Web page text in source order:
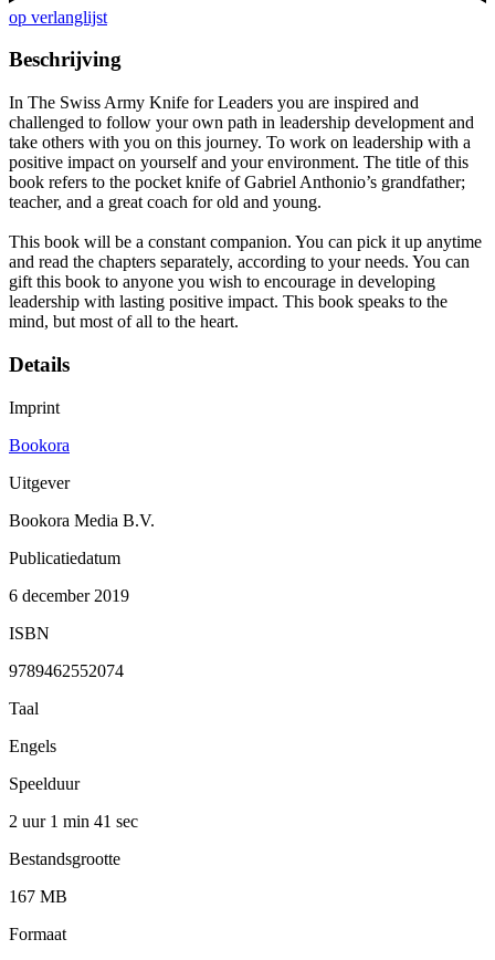
op verlanglijst
Beschrijving
In The Swiss Army Knife for Leaders you are inspired and
challenged to follow your own path in leadership development and
take others with you on this journey. To work on leadership with a
positive impact on yourself and your environment. The title of this
book refers to the pocket knife of Gabriel Anthonio’s grandfather;
teacher, and a great coach for old and young.
This book will be a constant companion. You can pick it up anytime
and read the chapters separately, according to your needs. You can
gift this book to anyone you wish to encourage in developing
leadership with lasting positive impact. This book speaks to the
mind, but most of all to the heart.
Details
Imprint
Bookora
Uitgever
Bookora Media B.V.
Publicatiedatum
6 december 2019
ISBN
9789462552074
Taal
Engels
Speelduur
2 uur 1 min 41 sec
Bestandsgrootte
167 MB
Formaat